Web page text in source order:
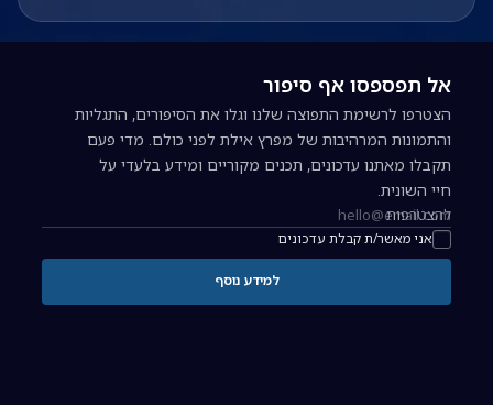
אל תפספסו אף סיפור
הצטרפו לרשימת התפוצה שלנו וגלו את הסיפורים, התגליות
והתמונות המרהיבות של מפרץ אילת לפני כולם. מדי פעם
תקבלו מאתנו עדכונים, תכנים מקוריים ומידע בלעדי על
חיי השונית.
כתובת אימייל להרשמה לניוזלטר
אני מאשר/ת קבלת עדכונים
להצטרפות
למידע נוסף